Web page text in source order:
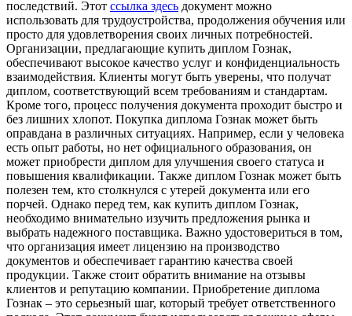
последствий. Этот ссылка здесь документ можно
использовать для трудоустройства, продолжения обучения или
просто для удовлетворения своих личных потребностей.
Организации, предлагающие купить диплом Гознак,
обеспечивают высокое качество услуг и конфиденциальность
взаимодействия. Клиенты могут быть уверены, что получат
диплом, соответствующий всем требованиям и стандартам.
Кроме того, процесс получения документа проходит быстро и
без лишних хлопот. Покупка диплома Гознак может быть
оправдана в различных ситуациях. Например, если у человека
есть опыт работы, но нет официального образования, он
может приобрести диплом для улучшения своего статуса и
повышения квалификации. Также диплом Гознак может быть
полезен тем, кто столкнулся с утерей документа или его
порчей. Однако перед тем, как купить диплом Гознак,
необходимо внимательно изучить предложения рынка и
выбрать надежного поставщика. Важно удостовериться в том,
что организация имеет лицензию на производство
документов и обеспечивает гарантию качества своей
продукции. Также стоит обратить внимание на отзывы
клиентов и репутацию компании. Приобретение диплома
Гознак – это серьезный шаг, который требует ответственного